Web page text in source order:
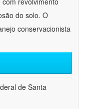
do solo. O
conservacionista
de Santa